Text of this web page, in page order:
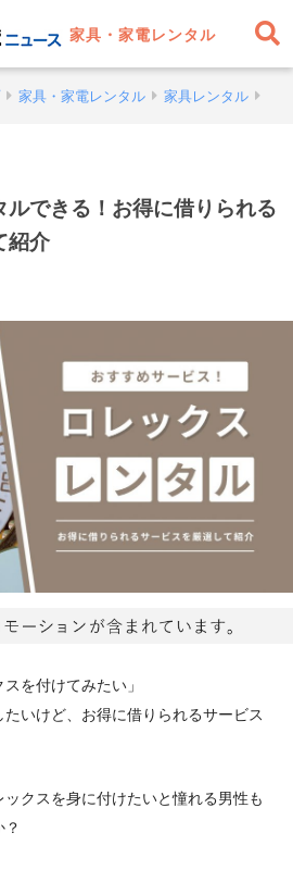
家具・家電レンタル
家具・家電レンタル 家具レンタル
ルできる！お得に借りられる
紹介
を付けてみたい」
たいけど、お得に借りられるサービス
クスを身に付けたいと憧れる男性も